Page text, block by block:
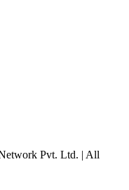
Pvt. Ltd. | All